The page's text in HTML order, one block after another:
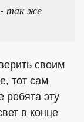
- так же
своим
тот сам
ребята эту
в конце